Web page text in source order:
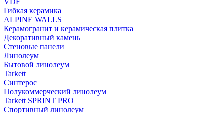
VDF
Гибкая керамика
ALPINE WALLS
Керамогранит и керамическая плитка
Декоративный камень
Стеновые панели
Линолеум
Бытовой линолеум
Tarkett
Синтерос
Полукоммерческий линолеум
Tarkett SPRINT PRO
Спортивный линолеум